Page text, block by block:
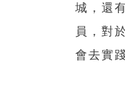
城，還
員，對
會去實